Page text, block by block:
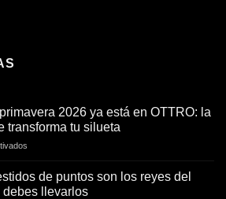
2026 ya está en OTTRO: la
transforma tu silueta
colección
primavera
de puntos son los reyes del
debes llevarlos